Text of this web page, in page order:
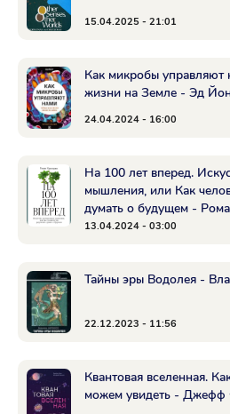
15.04.2025 - 21:01
Как микробы управляют
жизни на Земле - Эд
24.04.2024 - 16:00
На 100 лет вперед.
мышления, или Как
думать о будущем -
13.04.2024 - 03:00
Тайны эры Водолея -
22.12.2023 - 11:56
Квантовая вселенная.
можем увидеть -